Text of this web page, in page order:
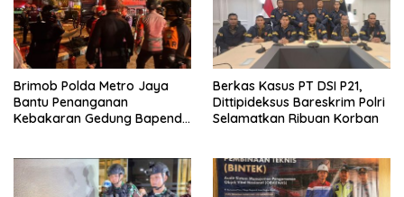
Brimob Polda Metro Jaya
Bantu Penanganan
Kebakaran Gedung Bapenda
Berkas Kasus PT DSI P21,
Dittipideksus Bareskrim Polri
Selamatkan Ribuan Korban